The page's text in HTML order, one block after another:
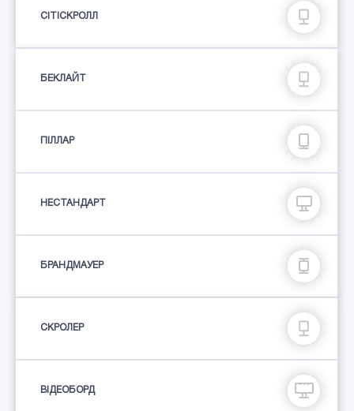
СІТІСКРОЛЛ
БЕКЛАЙТ
ПIЛЛАР
НЕСТАНДАРТ
БРАНДМАУЕР
СКРОЛЕР
ВІДЕОБОРД